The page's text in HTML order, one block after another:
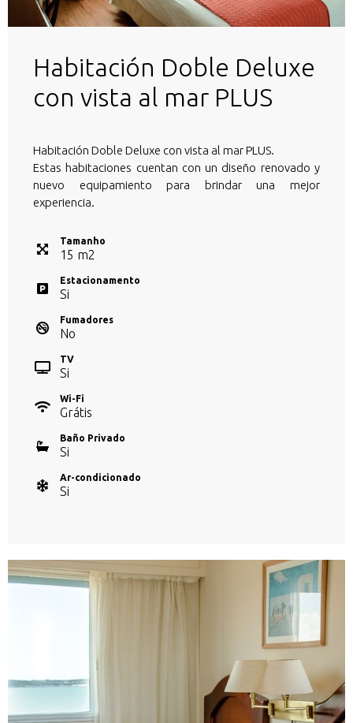
Habitación Doble Deluxe
con vista al mar PLUS
Habitación Doble Deluxe con vista al mar PLUS.
Estas habitaciones cuentan con un diseño renovado y
nuevo equipamiento para brindar una mejor
experiencia.
Tamanho
15 m2
Estacionamento
Si
Fumadores
No
TV
Si
Wi-Fi
Grátis
Baño Privado
Si
Ar-condicionado
Si